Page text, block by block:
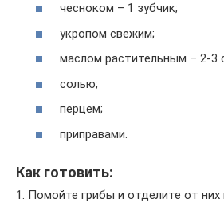
чесноком – 1 зубчик;
укропом свежим;
маслом растительным – 2-3
солью;
перцем;
приправами.
Как готовить:
1. Помойте грибы и отделите от них